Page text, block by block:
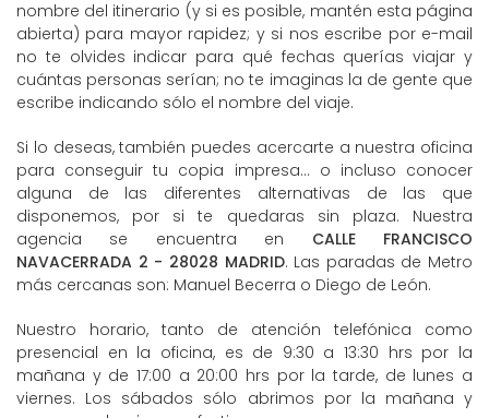
nombre del itinerario (y si es posible, mantén esta página
abierta) para mayor rapidez; y si nos escribe por e-mail
no te olvides indicar para qué fechas querías viajar y
cuántas personas serían; no te imaginas la de gente que
escribe indicando sólo el nombre del viaje.
Si lo deseas, también puedes acercarte a nuestra oficina
para conseguir tu copia impresa... o incluso conocer
alguna de las diferentes alternativas de las que
disponemos, por si te quedaras sin plaza. Nuestra
agencia se encuentra en CALLE FRANCISCO
NAVACERRADA 2 - 28028 MADRID. Las paradas de Metro
más cercanas son: Manuel Becerra o Diego de León.
Nuestro horario, tanto de atención telefónica como
presencial en la oficina, es de 9:30 a 13:30 hrs por la
mañana y de 17:00 a 20:00 hrs por la tarde, de lunes a
viernes. Los sábados sólo abrimos por la mañana y